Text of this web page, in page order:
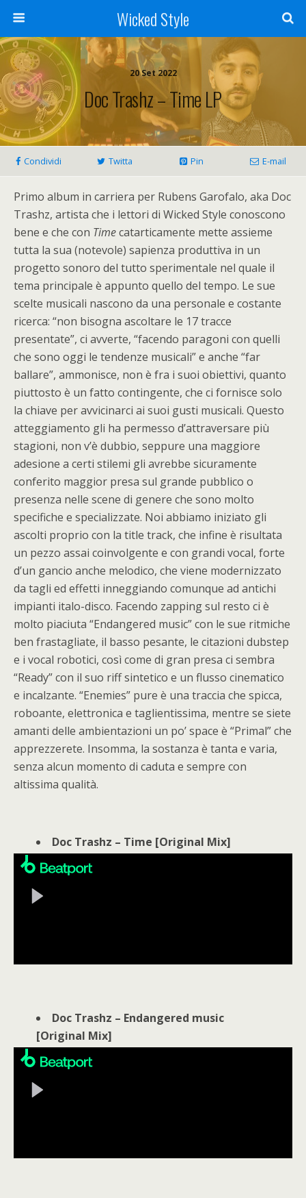
Wicked Style
20 Set 2022
Doc Trashz – Time LP
Condividi Twitta Pin E-mail
Primo album in carriera per Rubens Garofalo, aka Doc
Trashz, artista che i lettori di Wicked Style conoscono
bene e che con Timecatarticamente mette assieme
tutta la sua (notevole) sapienza produttiva in un
progetto sonoro del tutto sperimentale nel quale il
tema principale è appunto quello del tempo. Le sue
scelte musicali nascono da una personale e costante
ricerca: “non bisogna ascoltare le 17 tracce
presentate”, ci avverte, “facendo paragoni con quelli
che sono oggi le tendenze musicali” e anche “far
ballare”, ammonisce, non è fra i suoi obiettivi, quanto
piuttosto è un fatto contingente, che ci fornisce solo
la chiave per avvicinarci ai suoi gusti musicali. Questo
atteggiamento gli ha permesso d’attraversare più
stagioni, non v’è dubbio, seppure una maggiore
adesione a certi stilemi gli avrebbe sicuramente
conferito maggior presa sul grande pubblico o
presenza nelle scene di genere che sono molto
specifiche e specializzate. Noi abbiamo iniziato gli
ascolti proprio con la title track, che infine è risultata
un pezzo assai coinvolgente e con grandi vocal, forte
d’un gancio anche melodico, che viene modernizzato
da tagli ed effetti inneggiando comunque ad antichi
impianti italo-disco. Facendo zapping sul resto ci è
molto piaciuta “Endangered music” con le sue ritmiche
ben frastagliate, il basso pesante, le citazioni dubstep
e i vocal robotici, così come di gran presa ci sembra
“Ready” con il suo riff sintetico e un flusso cinematico
e incalzante. “Enemies” pure è una traccia che spicca,
roboante, elettronica e taglientissima, mentre se siete
amanti delle ambientazioni un po’ space è “Primal” che
apprezzerete. Insomma, la sostanza è tanta e varia,
senza alcun momento di caduta e sempre con
altissima qualità.
Doc Trashz – Time [Original Mix]
Doc Trashz – Endangered music
[Original Mix]